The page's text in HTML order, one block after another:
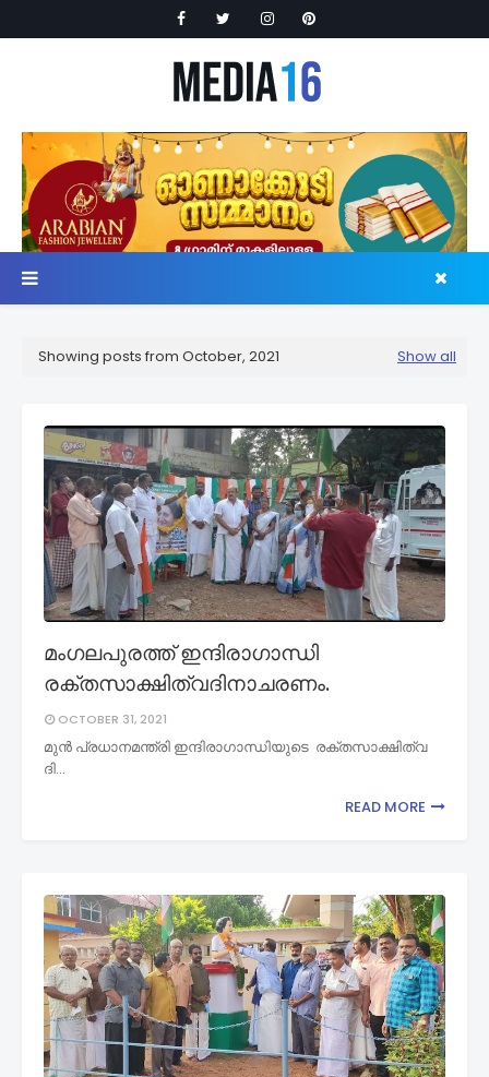
Showing posts from October, 2021 Show all
മംഗലപുരത്ത് ഇന്ദിരാഗാന്ധി
രക്തസാക്ഷിത്വദിനാചരണം.
OCTOBER 31, 2021
മുന്‍ പ്രധാനമന്ത്രി ഇന്ദിരാഗാന്ധിയുടെ രക്തസാക്ഷിത്വ
ദി…
READ MORE